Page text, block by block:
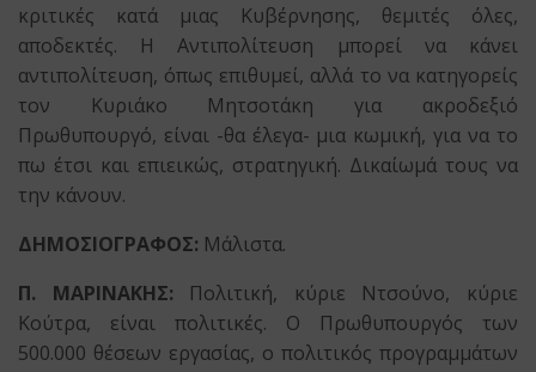
κριτικές κατά μιας Κυβέρνησης, θεμιτές όλες,
αποδεκτές. Η Αντιπολίτευση μπορεί να κάνει
αντιπολίτευση, όπως επιθυμεί, αλλά το να κατηγορείς
τον Κυριάκο Μητσοτάκη για ακροδεξιό
Πρωθυπουργό, είναι -θα έλεγα- μια κωμική, για να το
πω έτσι και επιεικώς, στρατηγική. Δικαίωμά τους να
την κάνουν.
ΔΗΜΟΣΙΟΓΡΑΦΟΣ: Μάλιστα.
Π. ΜΑΡΙΝΑΚΗΣ: Πολιτική, κύριε Ντσούνο, κύριε
Κούτρα, είναι πολιτικές. Ο Πρωθυπουργός των
500.000 θέσεων εργασίας, ο πολιτικός προγραμμάτων